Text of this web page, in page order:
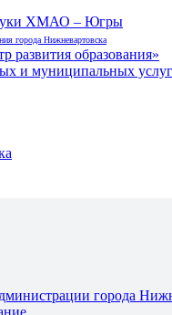
ХМАО – Югры
города Нижневартовска
образования»
и муниципальных услуг
города